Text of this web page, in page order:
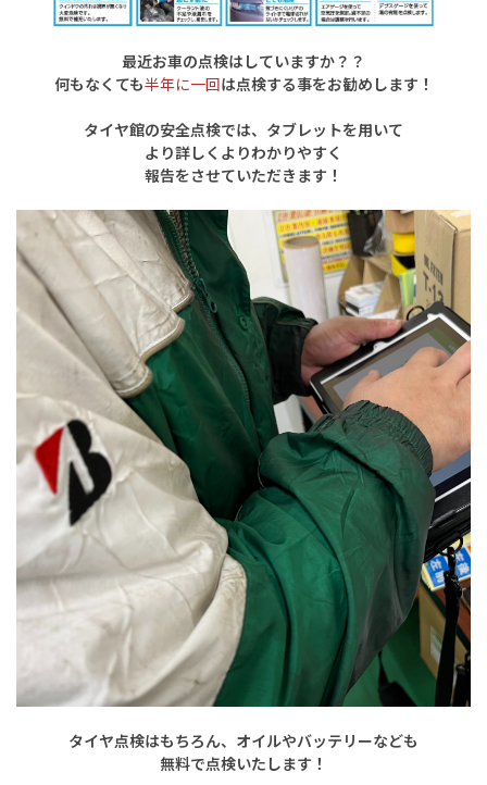
最近お車の点検はしていますか？？
何もなくても半年に一回は点検する事をお勧めします！
タイヤ館の安全点検では、タブレットを用いて
より詳しくよりわかりやすく
報告をさせていただきます！
タイヤ点検はもちろん、オイルやバッテリーなども
無料で点検いたします！